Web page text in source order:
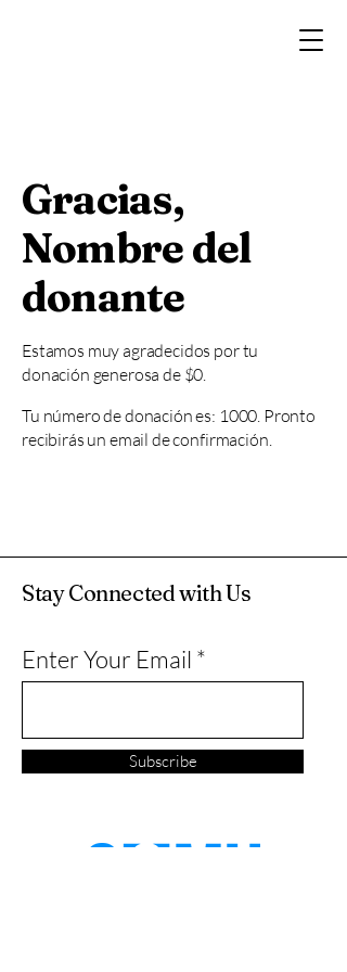
Gracias,
Nombre del
donante
Estamos muy agradecidos por tu
donación generosa de $0.
Tu número de donación es: 1000. Pronto
recibirás un email de confirmación.
Stay Connected with Us
Enter Your Email
Subscribe